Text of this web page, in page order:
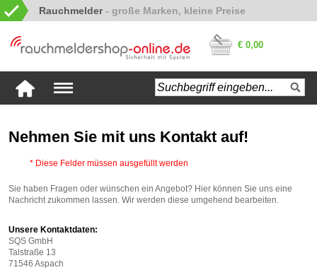
Rauchmelder
€ 0,00
Nehmen Sie mit uns Kontakt auf!
* Diese Felder müssen ausgefüllt werden
Sie haben Fragen oder wünschen ein Angebot? Hier können Sie uns eine
Nachricht zukommen lassen. Wir werden diese umgehend bearbeiten.
Unsere Kontaktdaten:
SQS GmbH
Talstraße 13
71546 Aspach